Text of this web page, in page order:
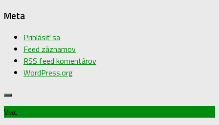
Meta
Prihlásiť sa
Feed záznamov
RSS feed komentárov
WordPress.org
Viac